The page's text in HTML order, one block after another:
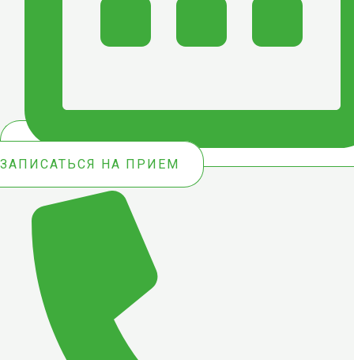
ЗАПИСАТЬСЯ НА ПРИЕМ